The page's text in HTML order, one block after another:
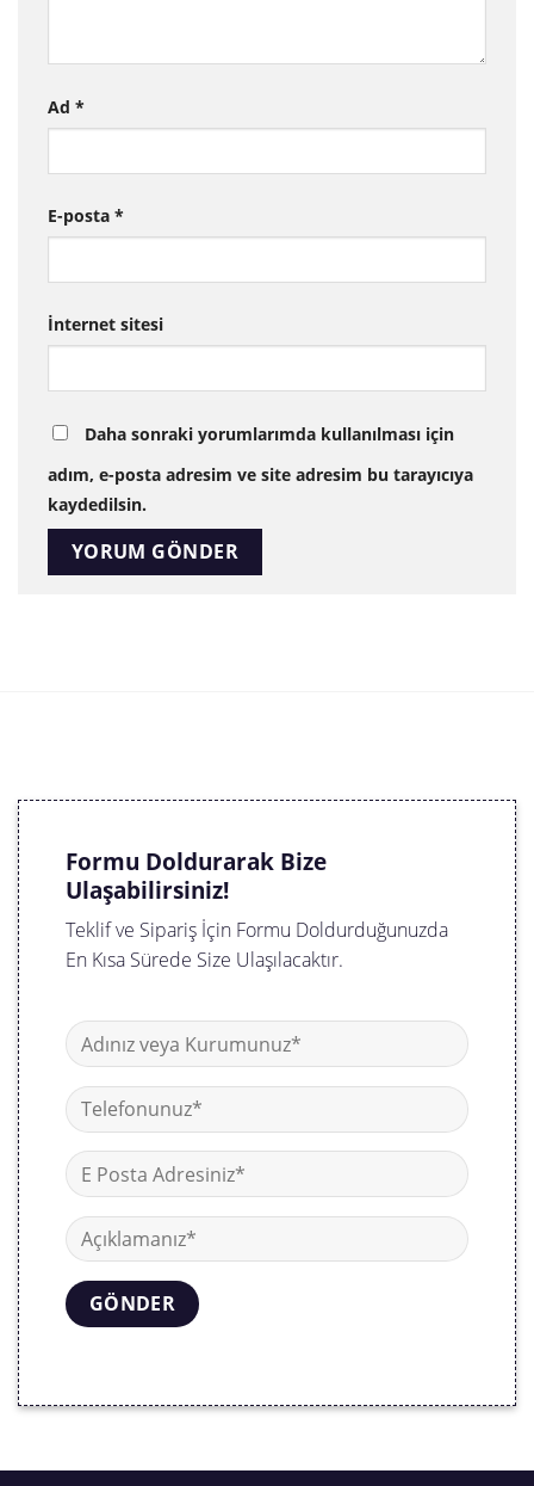
Ad *
E-posta *
İnternet sitesi
Daha sonraki yorumlarımda kullanılması için
adım, e-posta adresim ve site adresim bu tarayıcıya
kaydedilsin.
Formu Doldurarak Bize
Ulaşabilirsiniz!
Teklif ve Sipariş İçin Formu Doldurduğunuzda
En Kısa Sürede Size Ulaşılacaktır.